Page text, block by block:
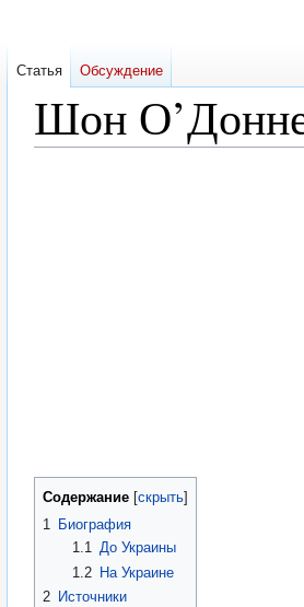
Шон
Содержание
1 Биография
1.1 До Украины
1.2
На Украине
2 Источники
Статья Обсуждение